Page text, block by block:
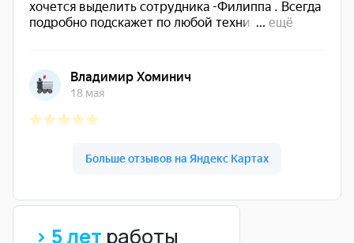
> 5 лет работы